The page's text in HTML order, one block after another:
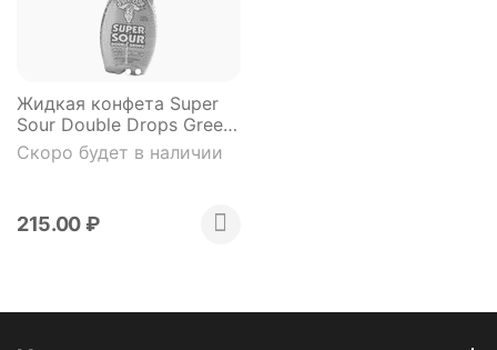
Жидкая конфета Super
Sour Double Drops Green
Aple & Watermelon
яблоко арбуз 30 мл
Скоро будет в наличии
215.00₽